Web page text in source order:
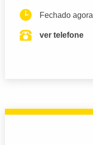
Fechado agora
ver telefone